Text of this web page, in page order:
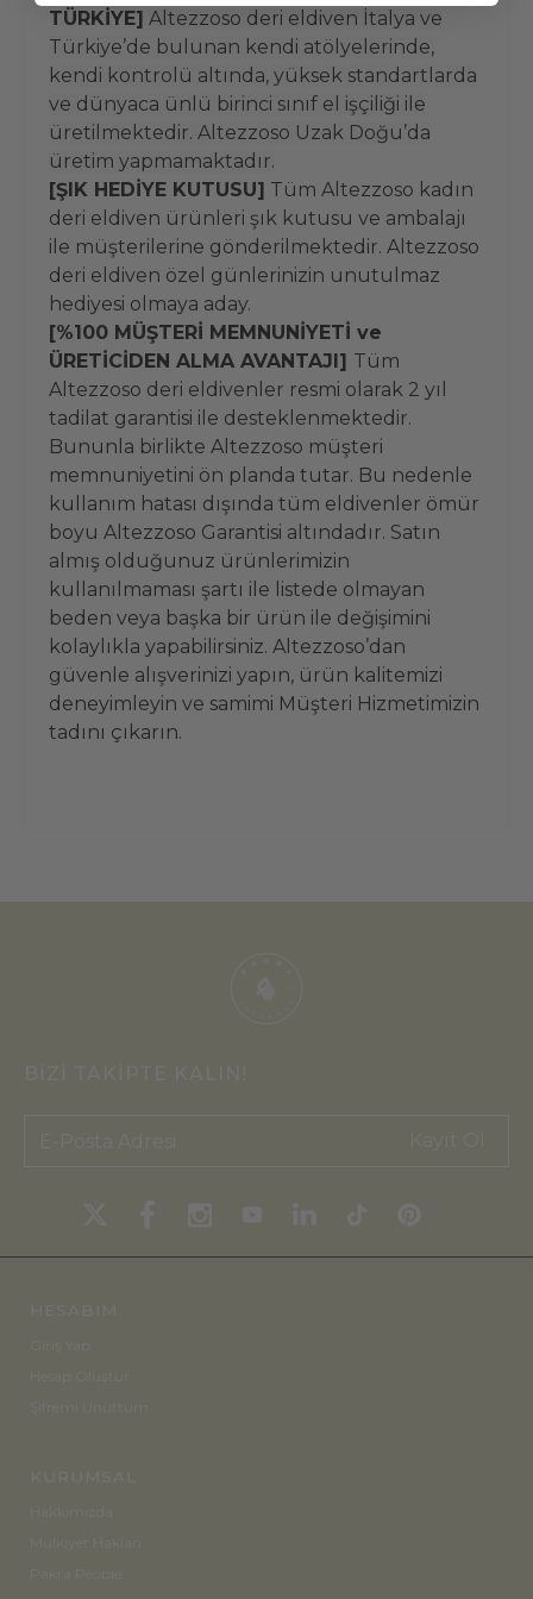
TÜRKİYE] Altezzoso deri eldiven İtalya ve
Türkiye’de bulunan kendi atölyelerinde,
kendi kontrolü altında, yüksek standartlarda
ve dünyaca ünlü birinci sınıf el işçiliği ile
üretilmektedir. Altezzoso Uzak Doğu’da
üretim yapmamaktadır.
[ŞIK HEDİYE KUTUSU] Tüm Altezzoso kadın
deri eldiven ürünleri şık kutusu ve ambalajı
ile müşterilerine gönderilmektedir. Altezzoso
deri eldiven özel günlerinizin unutulmaz
hediyesi olmaya aday.
[%100 MÜŞTERİ MEMNUNİYETİ ve
ÜRETİCİDEN ALMA AVANTAJI] Tüm
Altezzoso deri eldivenler resmi olarak 2 yıl
tadilat garantisi ile desteklenmektedir.
Bununla birlikte Altezzoso müşteri
memnuniyetini ön planda tutar. Bu nedenle
kullanım hatası dışında tüm eldivenler ömür
boyu Altezzoso Garantisi altındadır. Satın
almış olduğunuz ürünlerimizin
kullanılmaması şartı ile listede olmayan
beden veya başka bir ürün ile değişimini
kolaylıkla yapabilirsiniz. Altezzoso’dan
güvenle alışverinizi yapın, ürün kalitemizi
deneyimleyin ve samimi Müşteri Hizmetimizin
tadını çıkarın.